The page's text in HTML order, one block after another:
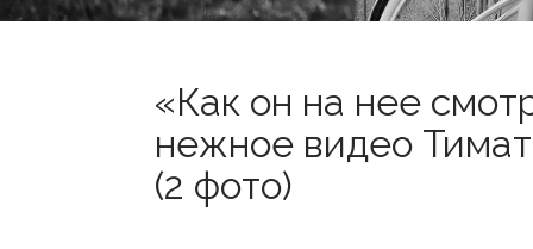
«Как он на нее
нежное видео
(2 фото)